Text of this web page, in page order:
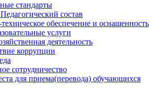
стандарты
состав
обеспечение и оснащенность
услуги
деятельность
коррупции
сотрудничество
для приема(перевода) обучающихся